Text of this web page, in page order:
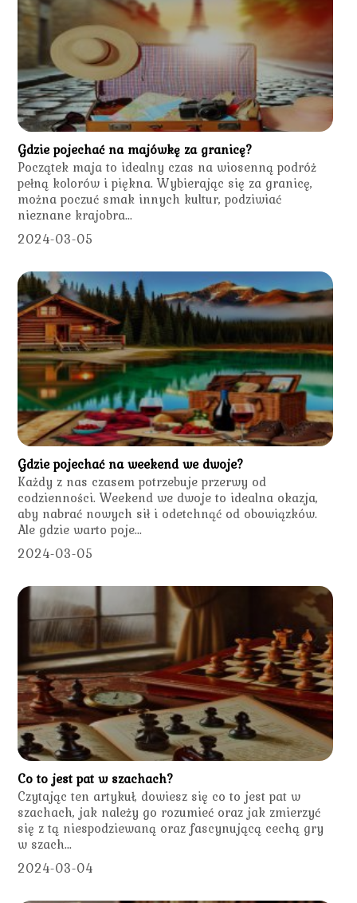
Gdzie pojechać na majówkę za granicę?
Początek maja to idealny czas na wiosenną podróż
pełną kolorów i piękna. Wybierając się za granicę,
można poczuć smak innych kultur, podziwiać
nieznane krajobra...
2024-03-05
Gdzie pojechać na weekend we dwoje?
Każdy z nas czasem potrzebuje przerwy od
codzienności. Weekend we dwoje to idealna okazja,
aby nabrać nowych sił i odetchnąć od obowiązków.
Ale gdzie warto poje...
2024-03-05
Co to jest pat w szachach?
Czytając ten artykuł, dowiesz się co to jest pat w
szachach, jak należy go rozumieć oraz jak zmierzyć
się z tą niespodziewaną oraz fascynującą cechą gry
w szach...
2024-03-04